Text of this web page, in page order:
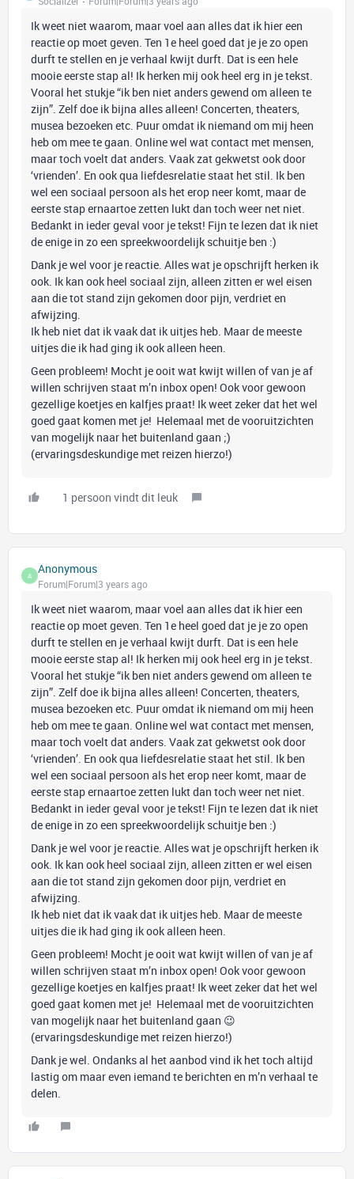
Ik weet niet waarom, maar voel aan alles dat ik hier een
reactie op moet geven. Ten 1e heel goed dat je je zo open
durft te stellen en je verhaal kwijt durft. Dat is een hele
mooie eerste stap al! Ik herken mij ook heel erg in je tekst.
Vooral het stukje “ik ben niet anders gewend om alleen te
zijn”. Zelf doe ik bijna alles alleen! Concerten, theaters,
musea bezoeken etc. Puur omdat ik niemand om mij heen
heb om mee te gaan. Online wel wat contact met mensen,
maar toch voelt dat anders. Vaak zat gekwetst ook door
‘vrienden’. En ook qua liefdesrelatie staat het stil. Ik ben
wel een sociaal persoon als het erop neer komt, maar de
eerste stap ernaartoe zetten lukt dan toch weer net niet.
Bedankt in ieder geval voor je tekst! Fijn te lezen dat ik niet
de enige in zo een spreekwoordelijk schuitje ben :)
Dank je wel voor je reactie. Alles wat je opschrijft herken ik
ook. Ik kan ook heel sociaal zijn, alleen zitten er wel eisen
aan die tot stand zijn gekomen door pijn, verdriet en
afwijzing.
Ik heb niet dat ik vaak dat ik uitjes heb. Maar de meeste
uitjes die ik had ging ik ook alleen heen.
Geen probleem! Mocht je ooit wat kwijt willen of van je af
willen schrijven staat m’n inbox open! Ook voor gewoon
gezellige koetjes en kalfjes praat! Ik weet zeker dat het wel
goed gaat komen met je! Helemaal met de vooruitzichten
van mogelijk naar het buitenland gaan ;)
(ervaringsdeskundige met reizen hierzo!)
1 persoon vindt dit leuk
A Anonymous
Forum|Forum|3 years ago
Ik weet niet waarom, maar voel aan alles dat ik hier een
reactie op moet geven. Ten 1e heel goed dat je je zo open
durft te stellen en je verhaal kwijt durft. Dat is een hele
mooie eerste stap al! Ik herken mij ook heel erg in je tekst.
Vooral het stukje “ik ben niet anders gewend om alleen te
zijn”. Zelf doe ik bijna alles alleen! Concerten, theaters,
musea bezoeken etc. Puur omdat ik niemand om mij heen
heb om mee te gaan. Online wel wat contact met mensen,
maar toch voelt dat anders. Vaak zat gekwetst ook door
‘vrienden’. En ook qua liefdesrelatie staat het stil. Ik ben
wel een sociaal persoon als het erop neer komt, maar de
eerste stap ernaartoe zetten lukt dan toch weer net niet.
Bedankt in ieder geval voor je tekst! Fijn te lezen dat ik niet
de enige in zo een spreekwoordelijk schuitje ben :)
Dank je wel voor je reactie. Alles wat je opschrijft herken ik
ook. Ik kan ook heel sociaal zijn, alleen zitten er wel eisen
aan die tot stand zijn gekomen door pijn, verdriet en
afwijzing.
Ik heb niet dat ik vaak dat ik uitjes heb. Maar de meeste
uitjes die ik had ging ik ook alleen heen.
Geen probleem! Mocht je ooit wat kwijt willen of van je af
willen schrijven staat m’n inbox open! Ook voor gewoon
gezellige koetjes en kalfjes praat! Ik weet zeker dat het wel
goed gaat komen met je! Helemaal met de vooruitzichten
van mogelijk naar het buitenland gaan 😉
(ervaringsdeskundige met reizen hierzo!)
Dank je wel. Ondanks al het aanbod vind ik het toch altijd
lastig om maar even iemand te berichten en m’n verhaal te
delen.